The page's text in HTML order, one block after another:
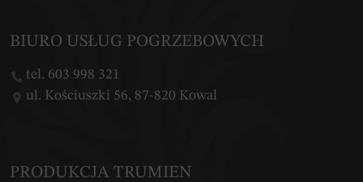
BIURO USŁUG POGRZEBOWYCH
tel. 603 998 321
ul. Kościuszki 56, 87-820 Kowal
PRODUKCJA TRUMIEN